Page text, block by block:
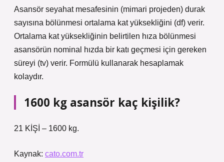
Asansör seyahat mesafesinin (mimari projeden) durak
sayısına bölünmesi ortalama kat yüksekliğini (df) verir.
Ortalama kat yüksekliğinin belirtilen hıza bölünmesi
asansörün nominal hızda bir katı geçmesi için gereken
süreyi (tv) verir. Formülü kullanarak hesaplamak
kolaydır.
1600 kg asansör kaç kişilik?
21 KİŞİ – 1600 kg.
Kaynak: cato.com.tr